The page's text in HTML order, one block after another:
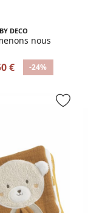
DECO
nous
€ -24%